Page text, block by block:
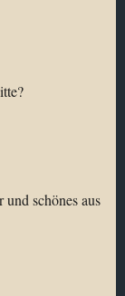
schönes aus